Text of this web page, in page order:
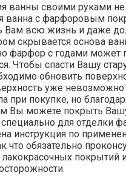
ванны своими руками не
ванна с фарфоровым
Вам всю жизнь и даже
скрывается основа
фарфор с годами может
Чтобы спасти Вашу
обновить
уже невозможно
при покупке, но
Вы можете покрыть
для отделки
инструкция по
что обязательно
покрытий